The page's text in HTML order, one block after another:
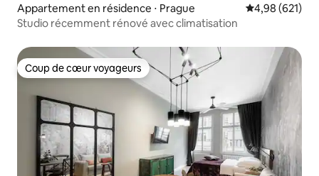
Appartement en résidence ⋅ Prague Évaluation
4,98 (621)
Studio récemment rénové avec climatisation
Coup de cœur voyageurs
Coup de cœur voyageurs